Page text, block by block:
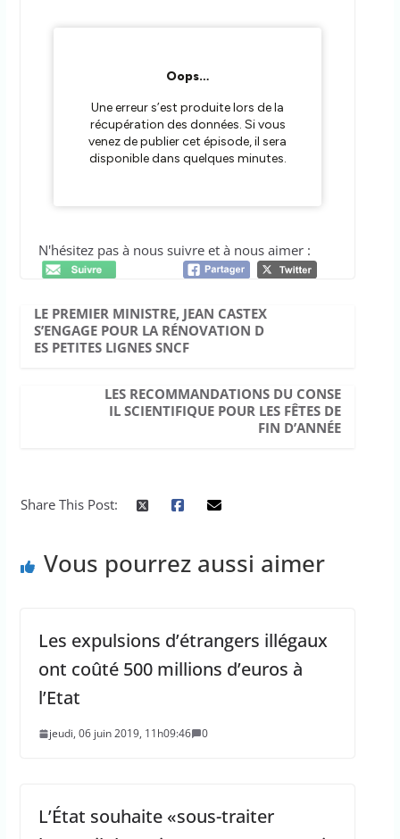
N'hésitez pas à nous suivre et à nous aimer :
LE PREMIER MINISTRE, JEAN CASTEX
S’ENGAGE POUR LA RÉNOVATION D
ES PETITES LIGNES SNCF
LES RECOMMANDATIONS DU CONSE
IL SCIENTIFIQUE POUR LES FÊTES DE
FIN D’ANNÉE
Share This Post:
Vous pourrez aussi aimer
Les expulsions d’étrangers illégaux
ont coûté 500 millions d’euros à
l’Etat
jeudi, 06 juin 2019, 11h09:46 0
L’État souhaite «sous-traiter